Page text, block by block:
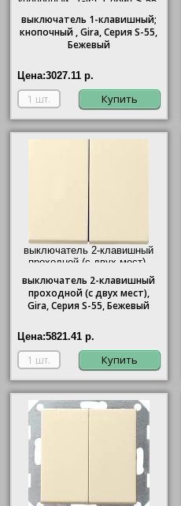
выключатель 1-клавишный;
кнопочный ,Gira, Серия S-55,
Бежевый
Цена:3027.11 р.
Купить
выключатель 2-клавишный
проходной (с двух мест),
, Серия S-55, Бежевый"/>
выключатель 2-клавишный
проходной (с двух мест),
Gira, Серия S-55, Бежевый
Цена:5821.41 р.
Купить